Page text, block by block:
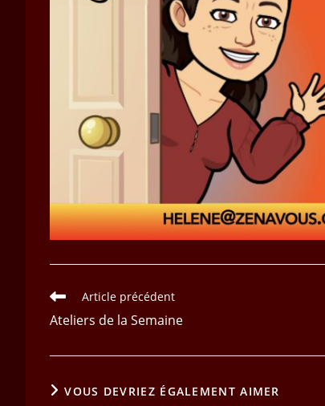
Read
more
articles
Article précédent
Ateliers de la Semaine
VOUS DEVRIEZ ÉGALEMENT AIMER